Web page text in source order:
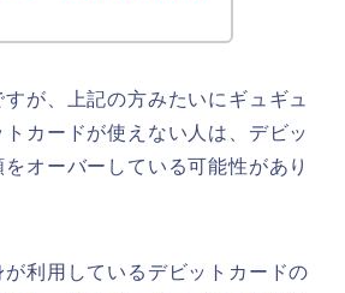
が、上記の方みたいにギュギュ
カードが使えない人は、デビッ
をオーバーしている可能性があり
利用しているデビットカードの